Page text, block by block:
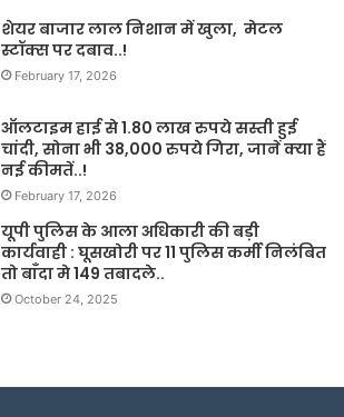
शेयर बाजार लाल निशान में खुला, मेटल
स्टॉक्स पर दबाव..!
February 17, 2026
ऑलटाइम हाई से 1.80 लाख रुपये सस्ती हुई
चांदी, सोना भी 38,000 रुपये गिरा, जानें क्या हैं
नई कीमतें..!
February 17, 2026
यूपी पुलिस के आला अधिकारी की बड़ी
कार्यवाही : घूसखोरी पर 11 पुलिस कर्मी निलंबित
तो बाँदा मे 149 तबादले..
October 24, 2025